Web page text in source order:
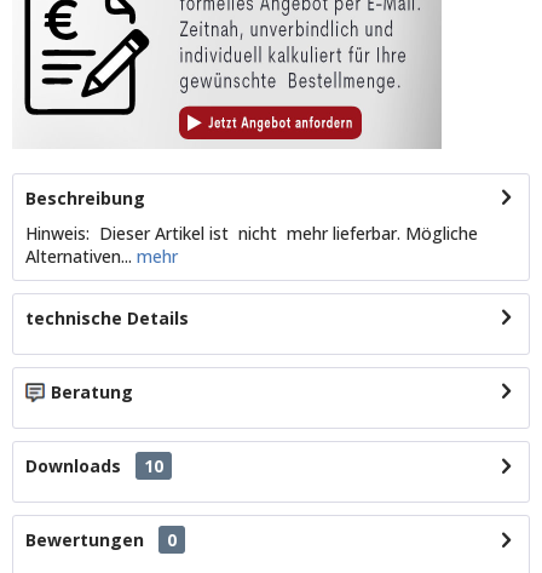
Beschreibung
Hinweis: Dieser Artikel ist nicht mehr lieferbar. Mögliche
Alternativen... mehr
technische Details
Beratung
Downloads 10
Bewertungen 0